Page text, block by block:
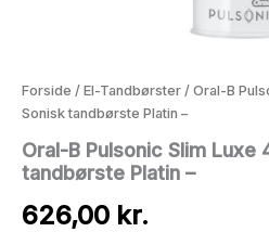
Forside / El-Tandbørster / Oral-B
Sonisk tandbørste Platin –
Oral-B Pulsonic Slim
tandbørste Platin –
626,00 kr.